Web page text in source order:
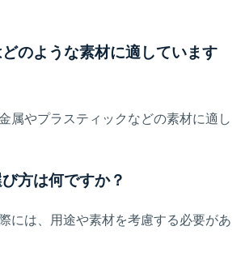
のような素材に適しています
属やプラスティックなどの素材に適し
方は何ですか？
には、用途や素材を考慮する必要があ